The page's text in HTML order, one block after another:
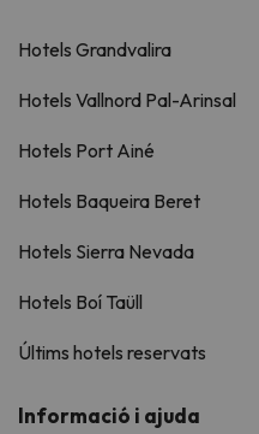
Hotels Grandvalira
Hotels Vallnord Pal-Arinsal
Hotels Port Ainé
Hotels Baqueira Beret
Hotels Sierra Nevada
Hotels Boí Taüll
Últims hotels reservats
Informació i ajuda